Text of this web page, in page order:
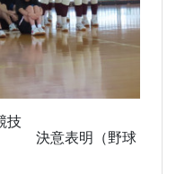
（野球